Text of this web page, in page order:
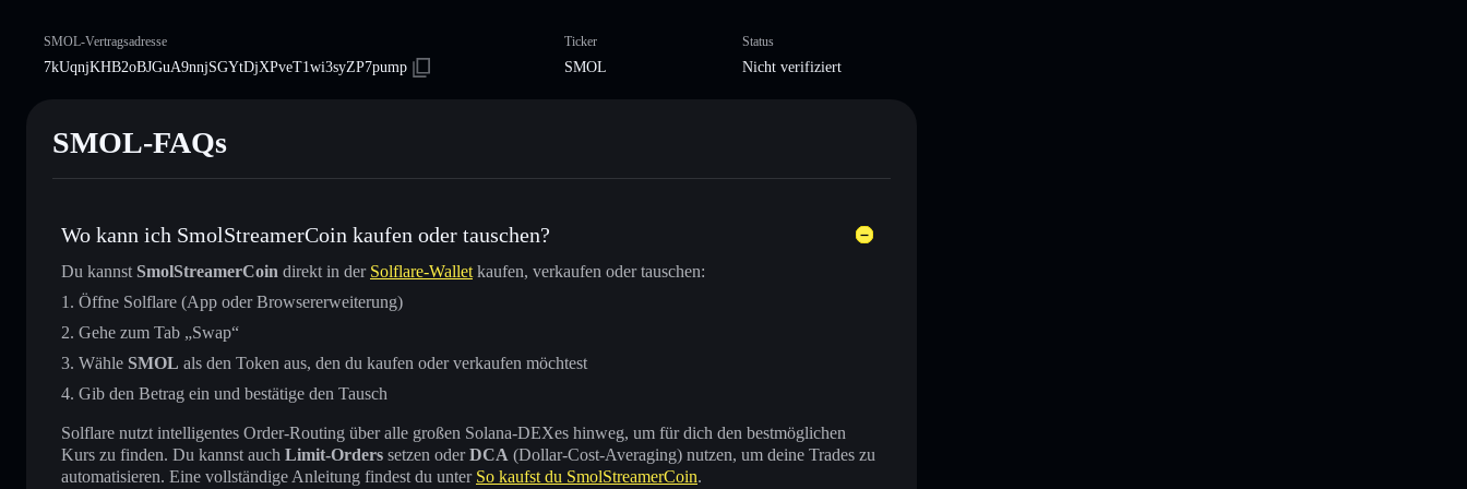
SMOL-Vertragsadresse
7kUqnjKHB2oBJGuA9nnjSGYtDjXPveT1wi3syZP7pump
Ticker
SMOL
Status
Nicht verifiziert
SMOL-FAQs
Wo kann ich SmolStreamerCoin kaufen oder tauschen?
Du kannst SmolStreamerCoin direkt in der Solflare-Wallet kaufen, verkaufen oder tauschen:
Öffne Solflare (App oder Browsererweiterung)
Gehe zum Tab „Swap“
Wähle SMOL als den Token aus, den du kaufen oder verkaufen möchtest
Gib den Betrag ein und bestätige den Tausch
Solflare nutzt intelligentes Order-Routing über alle großen Solana-DEXes hinweg, um für dich den bestmöglichen
Kurs zu finden. Du kannst auch Limit-Orders setzen oderDCA (Dollar-Cost-Averaging) nutzen, um deine Trades zu
automatisieren. Eine vollständige Anleitung findest du unter So kaufst du SmolStreamerCoin.